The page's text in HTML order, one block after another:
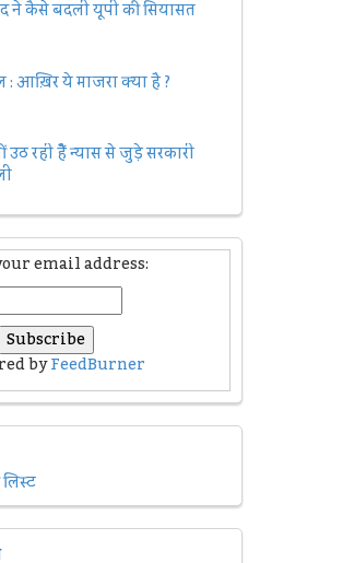
ने कैसे बदली यूपी की सियासत
: आख़िर ये माजरा क्या है ?
उठ रही हैैं न्यास से जुड़े सरकारी
email address:
byFeedBurner